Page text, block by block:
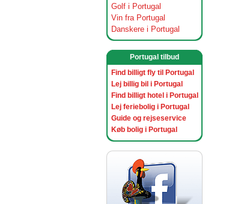
Golf i Portugal
Vin fra Portugal
Danskere i Portugal
Portugal tilbud
Find billigt fly til Portugal
Lej billig bil i Portugal
Find billigt hotel i Portugal
Lej feriebolig i Portugal
Guide og rejseservice
Køb bolig i Portugal